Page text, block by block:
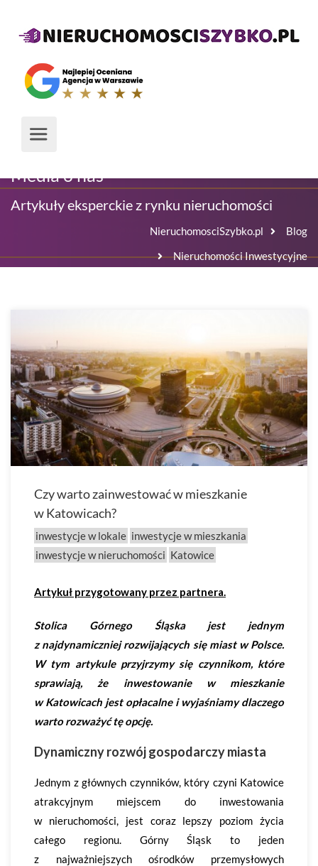
Media o nas
Artykuły eksperckie z rynku nieruchomości
NieruchomosciSzybko.pl
Blog
Nieruchomości Inwestycyjne
Czy warto zainwestować w mieszkanie
w Katowicach?
inwestycje w lokale inwestycje w mieszkania
inwestycje w nieruchomości Katowice
Artykuł przygotowany przez partnera.
Stolica Górnego Śląska jest jednym
z najdynamiczniej rozwijających się miast w Polsce.
W tym artykule przyjrzymy się czynnikom, które
sprawiają, że inwestowanie w mieszkanie
w Katowicach jest opłacalne i wyjaśniamy dlaczego
warto rozważyć tę opcję.
Dynamiczny rozwój gospodarczy miasta
Jednym z głównych czynników, który czyni Katowice
atrakcyjnym miejscem do inwestowania
w nieruchomości, jest coraz lepszy poziom życia
całego regionu. Górny Śląsk to jeden
z najważniejszych ośrodków przemysłowych